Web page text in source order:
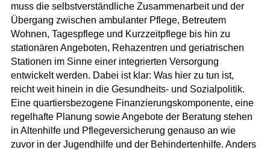
muss die selbstverständliche Zusammenarbeit und der
Übergang zwischen ambulanter Pflege, Betreutem
Wohnen, Tagespflege und Kurzzeitpflege bis hin zu
stationären Angeboten, Rehazentren und geriatrischen
Stationen im Sinne einer integrierten Versorgung
entwickelt werden. Dabei ist klar: Was hier zu tun ist,
reicht weit hinein in die Gesundheits- und Sozialpolitik.
Eine quartiersbezogene Finanzierungskomponente, eine
regelhafte Planung sowie Angebote der Beratung stehen
in Altenhilfe und Pflegeversicherung genauso an wie
zuvor in der Jugendhilfe und der Behindertenhilfe. Anders